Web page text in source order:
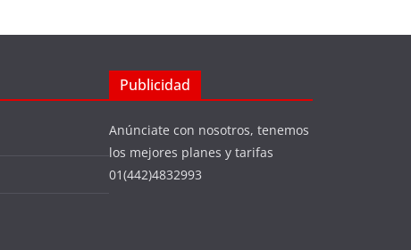
Publicidad
Anúnciate con nosotros, tenemos
los mejores planes y tarifas
01(442)4832993